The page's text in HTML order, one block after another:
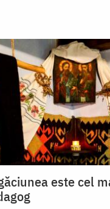
este cel